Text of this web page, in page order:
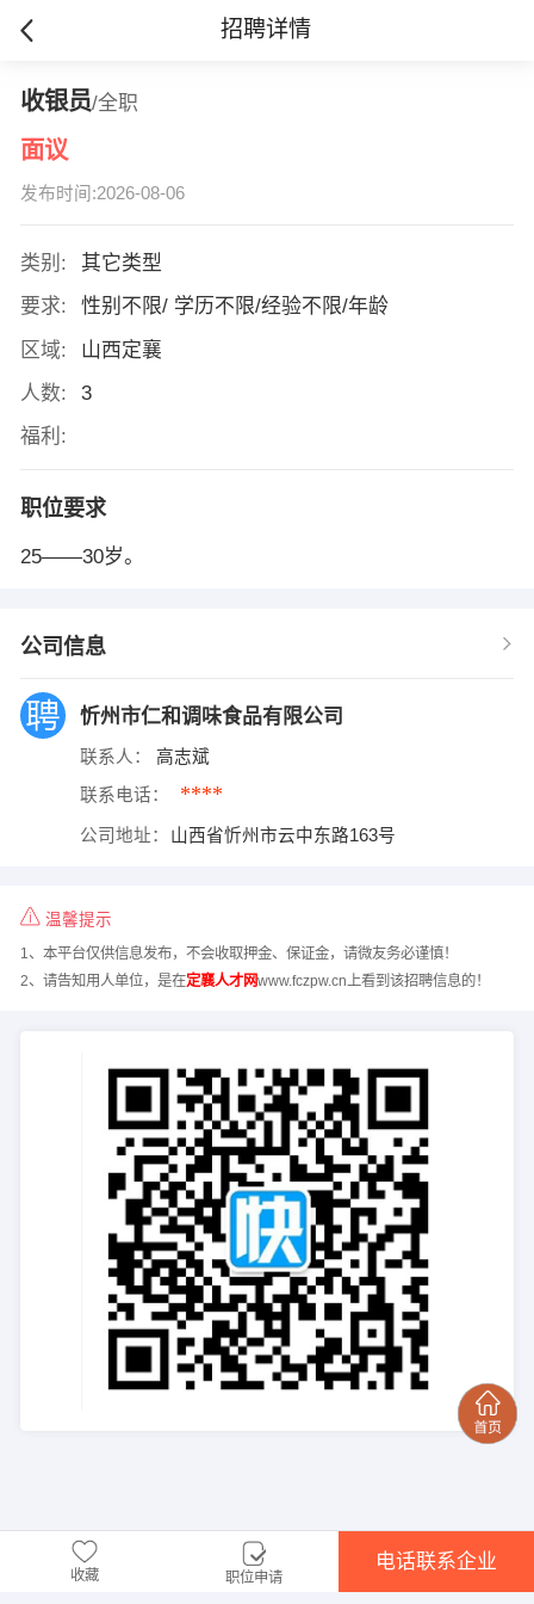
招聘详情
收银员/全职
面议
发布时间:2026-08-06
类别:
其它类型
要求:
性别不限/ 学历不限/经验不限/年龄
区域:
山西定襄
人数:
3
福利:
职位要求
25——30岁。
公司信息
忻州市仁和调味食品有限公司
联系人： 高志斌
联系电话： ****
公司地址： 山西省忻州市云中东路163号
温馨提示
1、本平台仅供信息发布，不会收取押金、保证金，请微友务必谨慎！
2、请告知用人单位，是在定襄人才网www.fczpw.cn上看到该招聘信息的！
收藏 职位申请
电话联系企业